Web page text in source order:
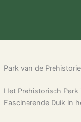
inhoud
Park van de Prehistorie
Het Prehistorisch
Fascinerende Duik in